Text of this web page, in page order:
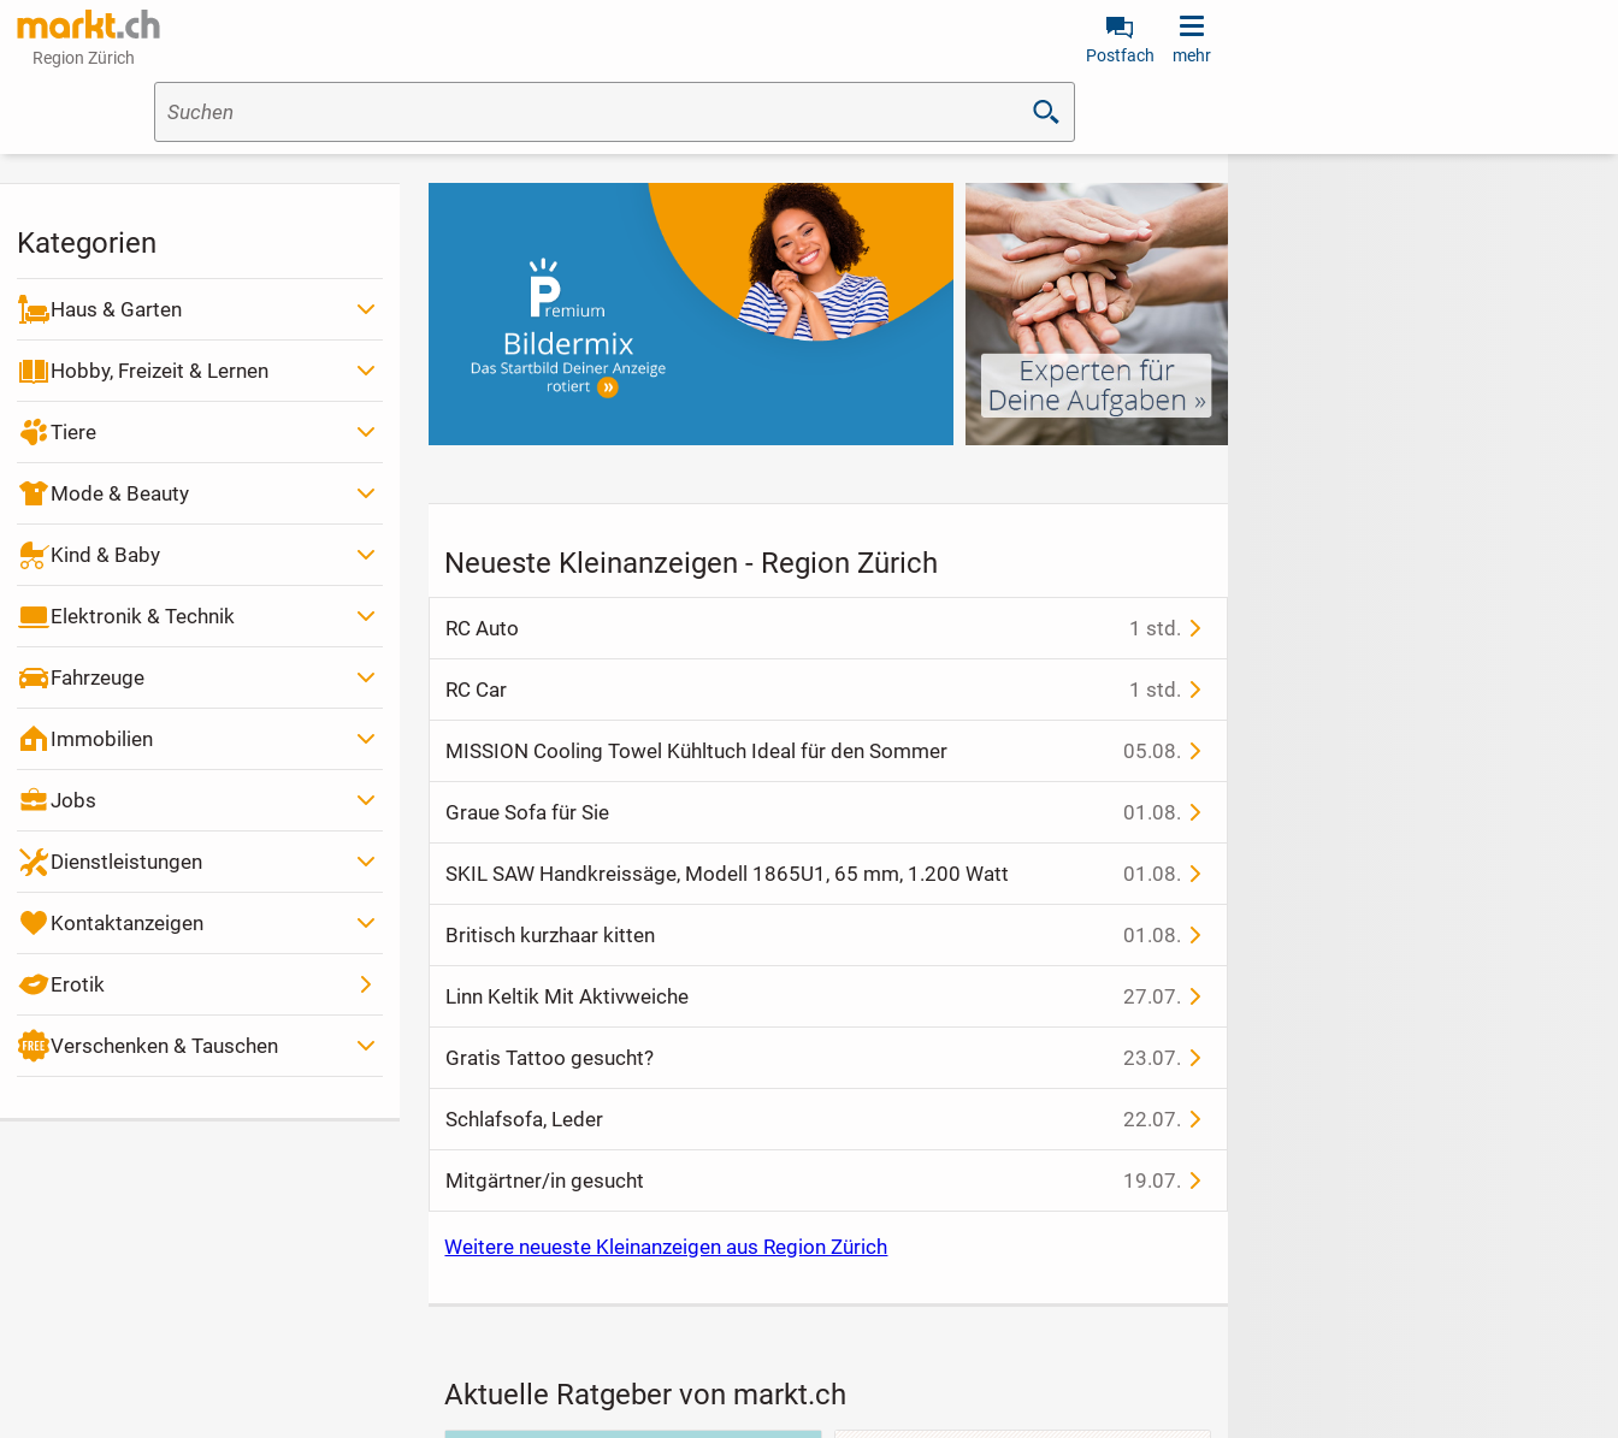
Region Zürich Postfach mehr
Suchen
Kategorien
Haus & Garten
Hobby, Freizeit & Lernen
Tiere
Mode & Beauty
Kind & Baby
Elektronik & Technik
Fahrzeuge
Immobilien
Jobs
Dienstleistungen
Kontaktanzeigen
Erotik
Verschenken & Tauschen
Neueste Kleinanzeigen - Region Zürich
RC Auto 1 std.
RC Car 1 std.
MISSION Cooling Towel Kühltuch Ideal für den Sommer 05.08.
Graue Sofa für Sie 01.08.
SKIL SAW Handkreissäge, Modell 1865U1, 65 mm, 1.200 Watt 01.08.
Britisch kurzhaar kitten 01.08.
Linn Keltik Mit Aktivweiche 27.07.
Gratis Tattoo gesucht? 23.07.
Schlafsofa, Leder 22.07.
Mitgärtner/in gesucht 19.07.
Weitere neueste Kleinanzeigen aus Region Zürich
Aktuelle Ratgeber von markt.ch